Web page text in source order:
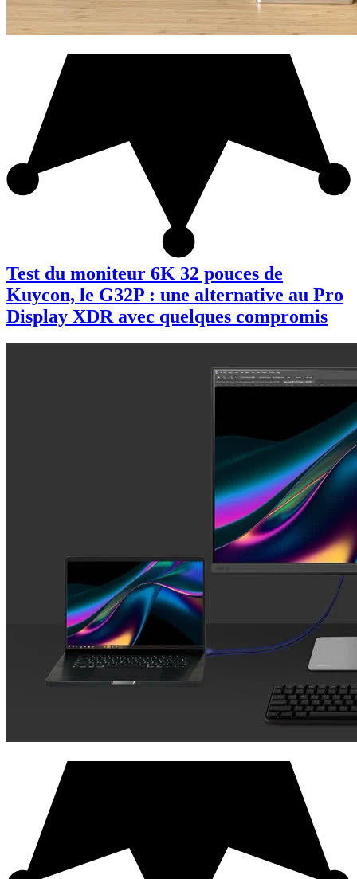
Test du moniteur 6K 32 pouces de
Kuycon, le G32P : une alternative au Pro
Display XDR avec quelques compromis